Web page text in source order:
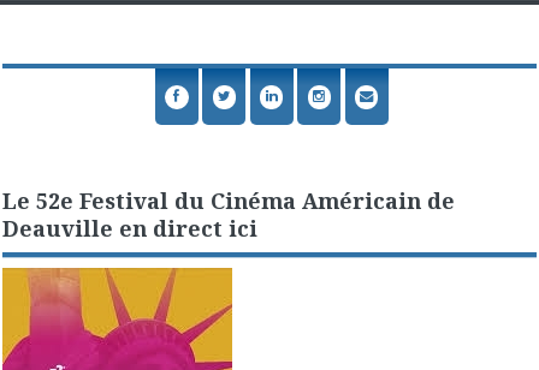
Le 52e Festival du Cinéma Américain de
Deauville en direct ici